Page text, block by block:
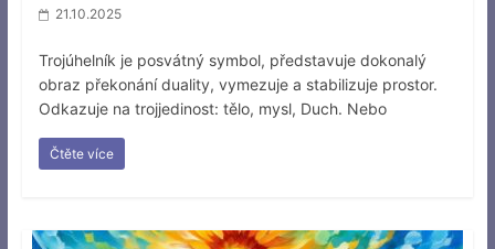
21.10.2025
Trojúhelník je posvátný symbol, představuje dokonalý
obraz překonání duality, vymezuje a stabilizuje prostor.
Odkazuje na trojjedinost: tělo, mysl, Duch. Nebo
Čtěte více